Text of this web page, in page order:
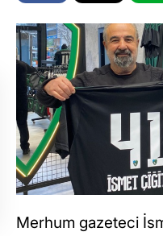
Merhum gazeteci